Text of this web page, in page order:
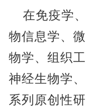
在免疫学、
物信息学、
物学、组织
神经生物学
系列原创性